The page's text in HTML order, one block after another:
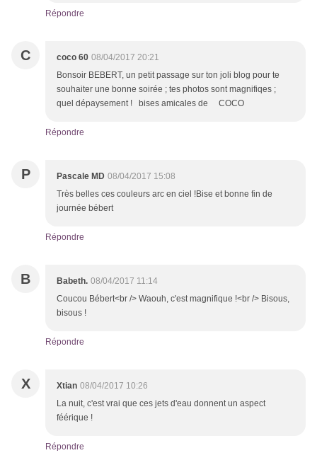
Répondre
C coco 60 08/04/2017 20:21
Bonsoir BEBERT, un petit passage sur ton joli blog pour te
souhaiter une bonne soirée ; tes photos sont magnifiqes ;
quel dépaysement ! bises amicales de COCO
Répondre
P Pascale MD 08/04/2017 15:08
Très belles ces couleurs arc en ciel !Bise et bonne fin de
journée bébert
Répondre
B Babeth. 08/04/2017 11:14
Coucou Bébert<br /> Waouh, c'est magnifique !<br /> Bisous,
bisous !
Répondre
X Xtian 08/04/2017 10:26
La nuit, c'est vrai que ces jets d'eau donnent un aspect
féérique !
Répondre